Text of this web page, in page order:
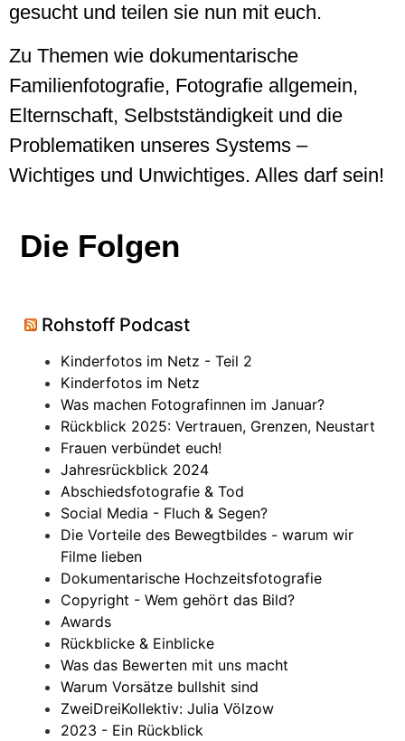
gesucht und teilen sie nun mit euch.
Zu Themen wie dokumentarische
Familienfotografie, Fotografie allgemein,
Elternschaft, Selbstständigkeit und die
Problematiken unseres Systems –
Wichtiges und Unwichtiges. Alles darf sein!
Die Folgen
Rohstoff Podcast
Kinderfotos im Netz - Teil 2
Kinderfotos im Netz
Was machen Fotografinnen im Januar?
Rückblick 2025: Vertrauen, Grenzen, Neustart
Frauen verbündet euch!
Jahresrückblick 2024
Abschiedsfotografie & Tod
Social Media - Fluch & Segen?
Die Vorteile des Bewegtbildes - warum wir
Filme lieben
Dokumentarische Hochzeitsfotografie
Copyright - Wem gehört das Bild?
Awards
Rückblicke & Einblicke
Was das Bewerten mit uns macht
Warum Vorsätze bullshit sind
ZweiDreiKollektiv: Julia Völzow
2023 - Ein Rückblick